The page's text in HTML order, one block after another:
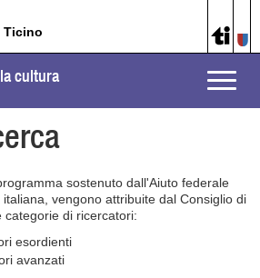
Ticino
Toggle
cultura
sostenuto dall'Aiuto federale
vengono attribuite dal Consiglio di
di ricercatori:
esordienti
avanzati